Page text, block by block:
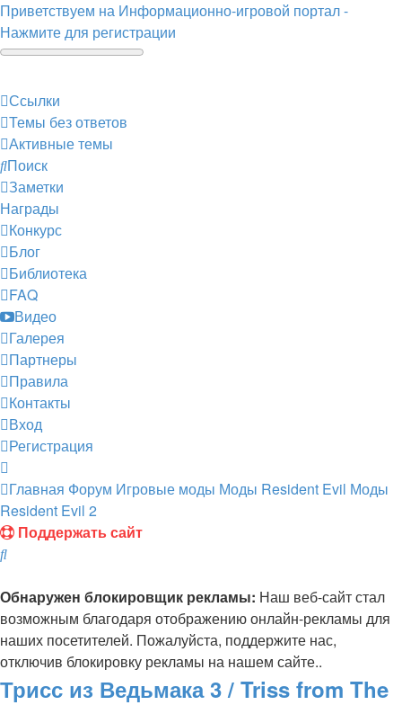
Приветствуем на Информационно-игровой портал -
Нажмите для регистрации
Ссылки
Темы без ответов
Активные темы
Поиск
Заметки
Награды
Конкурс
Блог
Библиотека
FAQ
Видео
Галерея
Партнеры
Правила
Контакты
Вход
Регистрация
Главная Форум Игровые моды Моды Resident Evil Моды
Resident Evil 2
Поддержать сайт
Поиск
Обнаружен блокировщик рекламы: Наш веб-сайт стал
возможным благодаря отображению онлайн-рекламы для
наших посетителей. Пожалуйста, поддержите нас,
отключив блокировку рекламы на нашем сайте..
Трисс из Ведьмака 3 / Triss from The